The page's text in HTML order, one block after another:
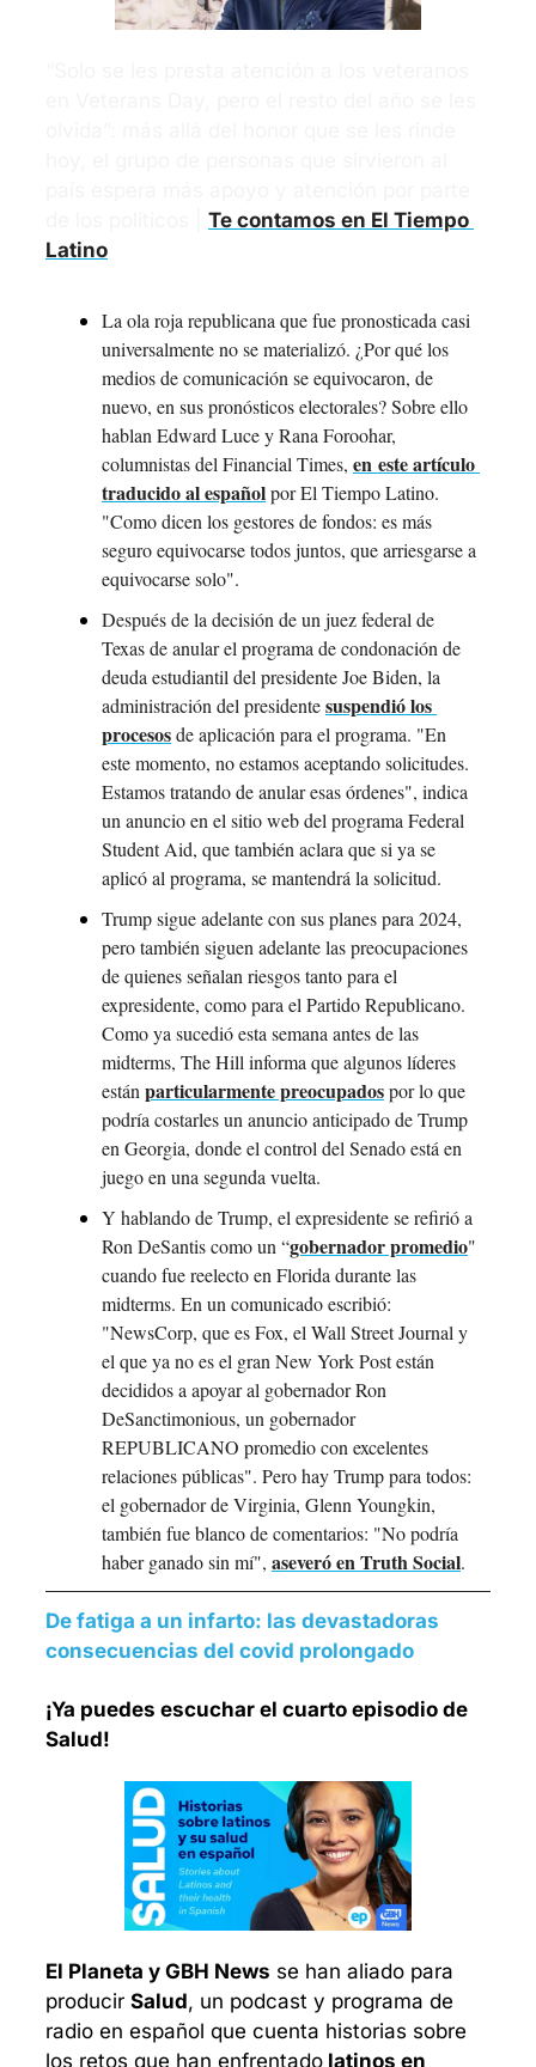
Te contamos en El Tiempo
Latino
La ola roja republicana que fue pronosticada casi
universalmente no se materializó. ¿Por qué los
medios de comunicación se equivocaron, de
nuevo, en sus pronósticos electorales? Sobre ello
hablan Edward Luce y Rana Foroohar,
columnistas del Financial Times, en este artículo
traducido al español por El Tiempo Latino.
"Como dicen los gestores de fondos: es más
seguro equivocarse todos juntos, que arriesgarse a
equivocarse solo".
Después de la decisión de un juez federal de
Texas de anular el programa de condonación de
deuda estudiantil del presidente Joe Biden, la
administración del presidente suspendió los
procesos de aplicación para el programa. "En
este momento, no estamos aceptando solicitudes.
Estamos tratando de anular esas órdenes", indica
un anuncio en el sitio web del programa Federal
Student Aid, que también aclara que si ya se
aplicó al programa, se mantendrá la solicitud.
Trump sigue adelante con sus planes para 2024,
pero también siguen adelante las preocupaciones
de quienes señalan riesgos tanto para el
expresidente, como para el Partido Republicano.
Como ya sucedió esta semana antes de las
midterms, The Hill informa que algunos líderes
están particularmente preocupados por lo que
podría costarles un anuncio anticipado de Trump
en Georgia, donde el control del Senado está en
juego en una segunda vuelta.
Y hablando de Trump, el expresidente se refirió a
Ron DeSantis como un “gobernador promedio"
cuando fue reelecto en Florida durante las
midterms. En un comunicado escribió:
"NewsCorp, que es Fox, el Wall Street Journal y
el que ya no es el gran New York Post están
decididos a apoyar al gobernador Ron
DeSanctimonious, un gobernador
REPUBLICANO promedio con excelentes
relaciones públicas". Pero hay Trump para todos:
el gobernador de Virginia, Glenn Youngkin,
también fue blanco de comentarios: "No podría
haber ganado sin mí", aseveró en Truth Social.
De fatiga a un infarto: las devastadoras
consecuencias del covid prolongado
¡Ya puedes escuchar el cuarto episodio de
Salud!
El Planeta y GBH News se han aliado para
producir Salud, un podcast y programa de
radio en español que cuenta historias sobre
los retos que han enfrentado latinos en